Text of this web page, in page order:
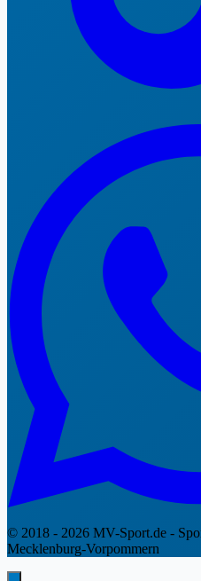
© 2018 - 2026 MV-Sport.de -
Mecklenburg-Vorpommern